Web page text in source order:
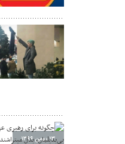
۱۵ بهمن ۱۳۹۶
۱۳ بهمن ۱۳۹۶